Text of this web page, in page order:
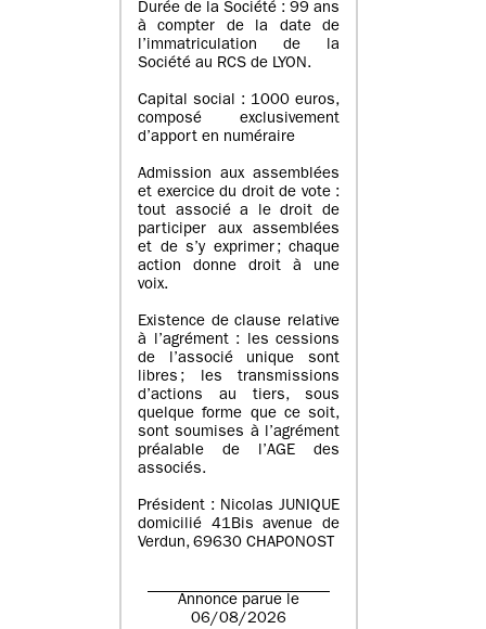
Durée de la Société : 99 ans
à compter de la date de
l’immatriculation de la
Société au RCS de LYON.
Capital social : 1000 euros,
composé exclusivement
d’apport en numéraire
Admission aux assemblées
et exercice du droit de vote :
tout associé a le droit de
participer aux assemblées
et de s’y exprimer ; chaque
action donne droit à une
voix.
Existence de clause relative
à l’agrément : les cessions
de l’associé unique sont
libres ; les transmissions
d’actions au tiers, sous
quelque forme que ce soit,
sont soumises à l’agrément
préalable de l’AGE des
associés.
Président : Nicolas JUNIQUE
domicilié 41Bis avenue de
Verdun, 69630 CHAPONOST
Annonce parue le
06/08/2026